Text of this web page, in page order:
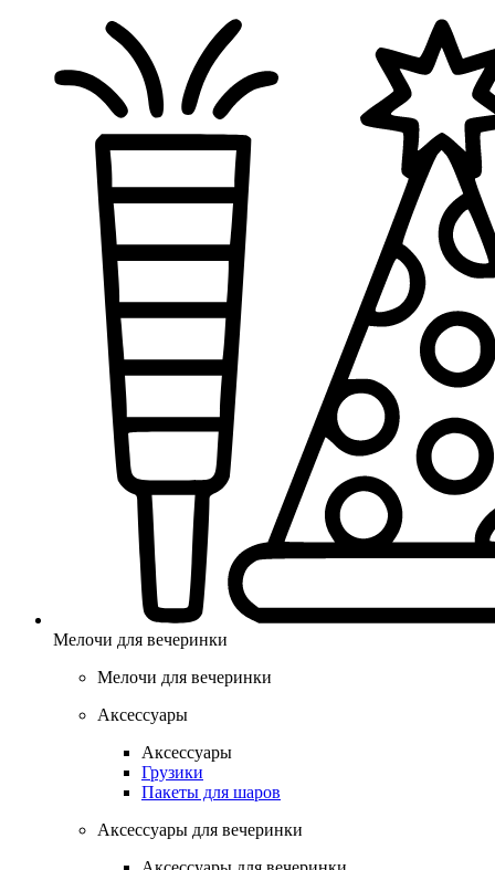
Мелочи для вечеринки
Мелочи для вечеринки
Аксессуары
Аксессуары
Грузики
Пакеты для шаров
Аксессуары для вечеринки